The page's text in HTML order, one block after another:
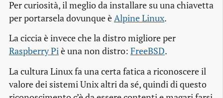
Per curiosità, il meglio da installare su una chiavetta
per portarsela dovunque èAlpine Linux.
La ciccia è invece che la distro migliore per
Raspberry Piè una non distro: FreeBSD.
La cultura Linux fa una certa fatica a riconoscere il
valore dei sistemi Unix altri da sé, quindi di questo